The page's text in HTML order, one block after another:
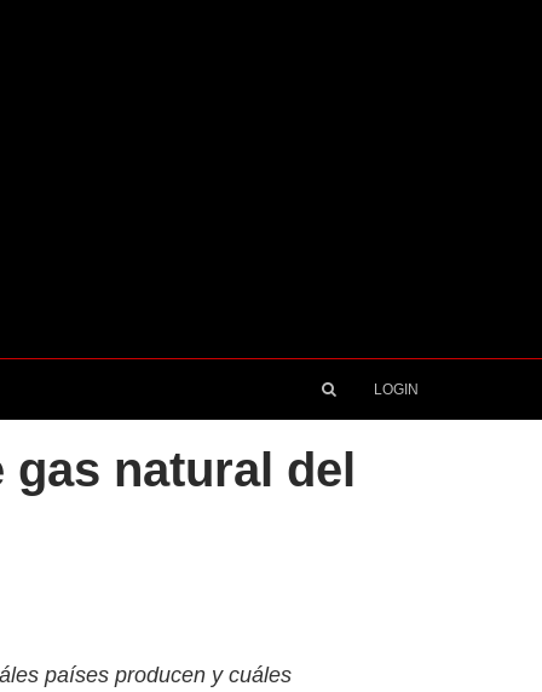
LOGIN
natural del
países producen y cuáles